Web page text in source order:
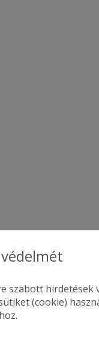
szabott
(cookie)